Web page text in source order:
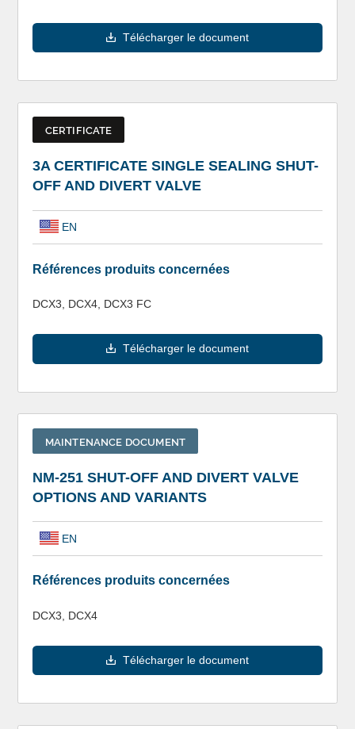
Télécharger le document
CERTIFICATE
3A CERTIFICATE SINGLE SEALING SHUT-
OFF AND DIVERT VALVE
EN
Références produits concernées
DCX3, DCX4, DCX3 FC
Télécharger le document
MAINTENANCE DOCUMENT
NM-251 SHUT-OFF AND DIVERT VALVE
OPTIONS AND VARIANTS
EN
Références produits concernées
DCX3, DCX4
Télécharger le document